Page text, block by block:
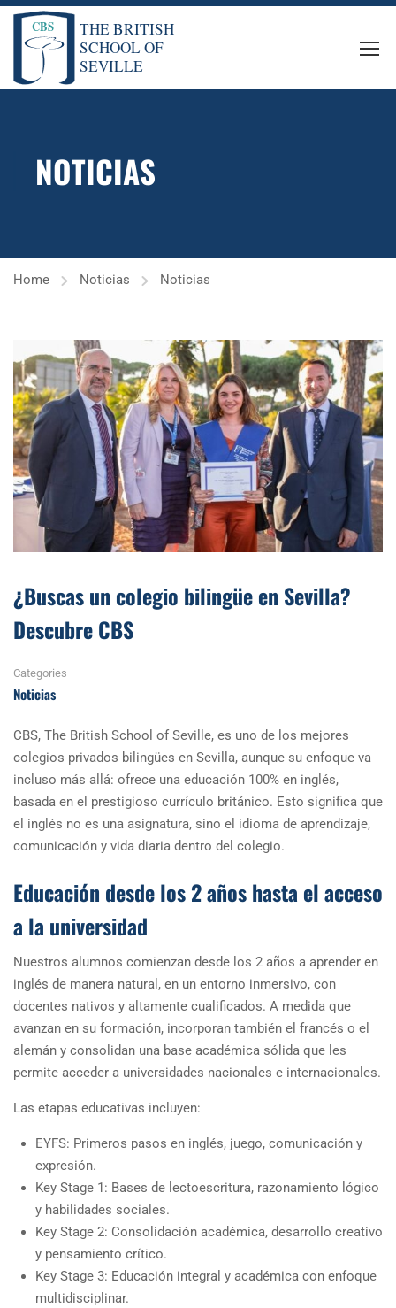
NOTICIAS
Home Noticias Noticias
¿Buscas un colegio bilingüe en Sevilla?
Descubre CBS
Categories
Noticias
CBS, The British School of Seville, es uno de los mejores
colegios privados bilingües en Sevilla, aunque su enfoque va
incluso más allá: ofrece una educación 100% en inglés,
basada en el prestigioso currículo británico. Esto significa que
el inglés no es una asignatura, sino el idioma de aprendizaje,
comunicación y vida diaria dentro del colegio.
Educación desde los 2 años hasta el acceso
a la universidad
Nuestros alumnos comienzan desde los 2 años a aprender en
inglés de manera natural, en un entorno inmersivo, con
docentes nativos y altamente cualificados. A medida que
avanzan en su formación, incorporan también el francés o el
alemán y consolidan una base académica sólida que les
permite acceder a universidades nacionales e internacionales.
Las etapas educativas incluyen:
EYFS: Primeros pasos en inglés, juego, comunicación y
expresión.
Key Stage 1: Bases de lectoescritura, razonamiento lógico
y habilidades sociales.
Key Stage 2: Consolidación académica, desarrollo creativo
y pensamiento crítico.
Key Stage 3: Educación integral y académica con enfoque
multidisciplinar.